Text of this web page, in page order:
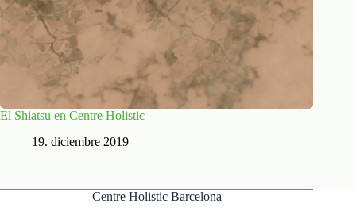
El Shiatsu en Centre Holistic
19. diciembre 2019
Centre Holistic Barcelona